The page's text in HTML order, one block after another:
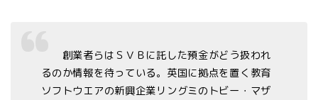
創業者らはＳＶＢに託した預金がどう扱われ
るのか情報を待っている。英国に拠点を置く教育
ソフトウエアの新興企業リングミのトビー・マザ